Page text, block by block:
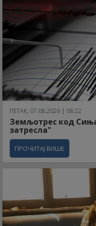
ПЕТАК, 07.08.2026 | 08:22
Земљотрес код
затресла"
ПРОЧИТАЈ ВИШЕ